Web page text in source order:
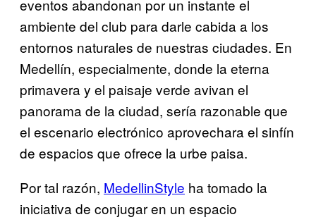
eventos abandonan por un instante el
ambiente del club para darle cabida a los
entornos naturales de nuestras ciudades. En
Medellín, especialmente, donde la eterna
primavera y el paisaje verde avivan el
panorama de la ciudad, sería razonable que
el escenario electrónico aprovechara el sinfín
de espacios que ofrece la urbe paisa.
Por tal razón, MedellinStyle ha tomado la
iniciativa de conjugar en un espacio